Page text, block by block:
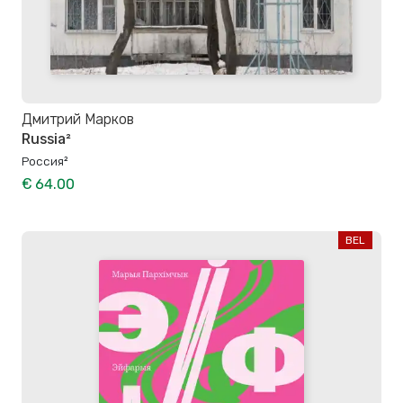
Дмитрий Марков
Russia²
Россия²
€ 64.00
BEL